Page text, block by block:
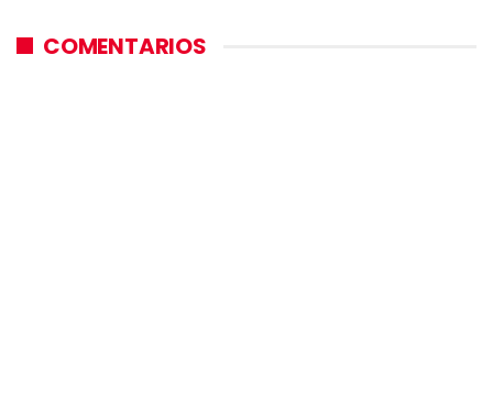
COMENTARIOS